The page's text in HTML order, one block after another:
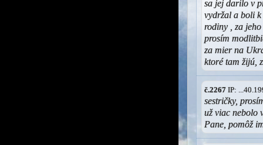
sa jej darilo v
vydržal a boli
rodiny , za
prosím
za mier na
ktoré tam žijú,
č.2267 IP:
sestričky,
už viac nebolo
Pane, pomôž